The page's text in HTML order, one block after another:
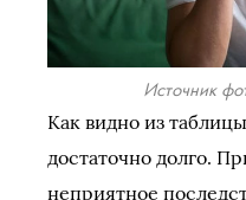
Источник
Как видно из
достаточно долго.
неприятное